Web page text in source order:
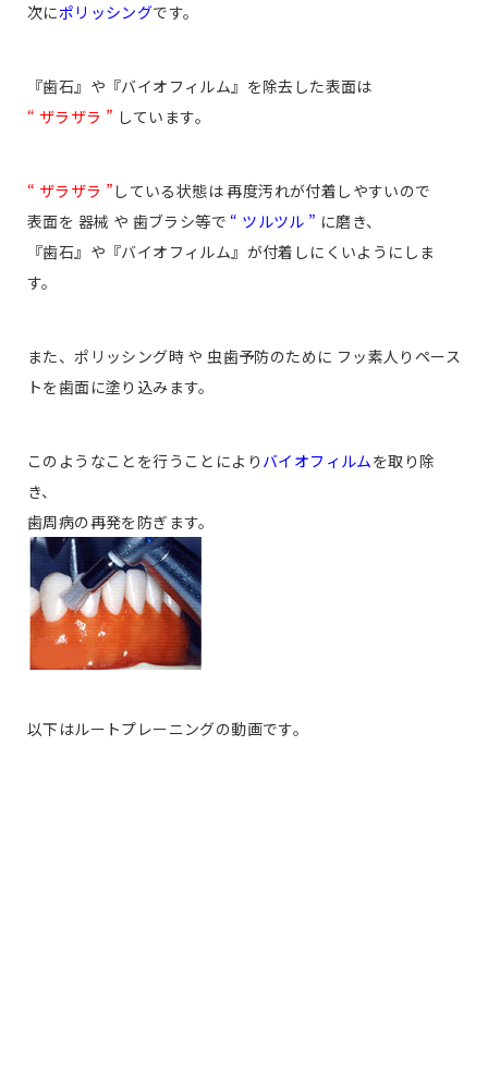
次にポリッシングです。
『歯石』や『バイオフィルム』を除去した表面は
“ ザラザラ ” しています。
“ ザラザラ ” している状態は 再度汚れが付着しやすいので
表面を 器械 や 歯ブラシ等で “ ツルツル ” に磨き、
『歯石』や『バイオフィルム』が付着しにくいようにしま
す。
また、ポリッシング時 や 虫歯予防のために フッ素人りペース
トを歯面に塗り込みます。
このようなことを行うことにより バイオフィルムを取り除
き、
歯周病の再発を防ぎます。
以下はルートプレーニングの動画です。